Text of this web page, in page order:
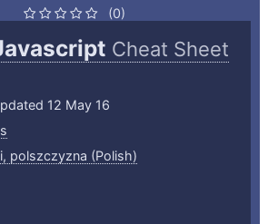
(0)
Cheat Sheet
12 May 16
polszczyzna (Polish)